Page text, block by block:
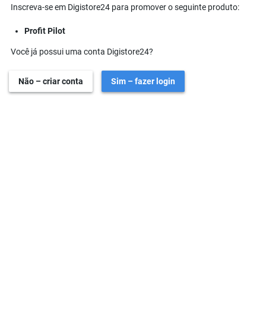
Inscreva-se em Digistore24 para promover o seguinte produto:
Profit Pilot
Você já possui uma conta Digistore24?
Não – criar conta Sim – fazer login